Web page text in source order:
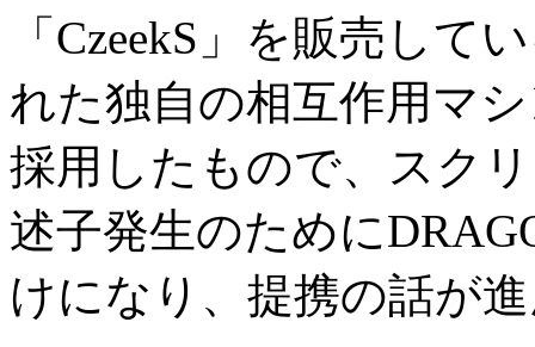
「CzeekS」を販売して
れた独自の相互作用マ
採用したもので、スク
述子発生のために
けになり、提携の話が